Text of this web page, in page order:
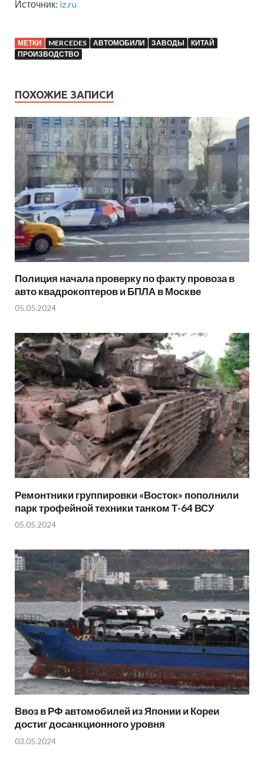
Источник: iz.ru
МЕТКИ MERCEDES АВТОМОБИЛИ ЗАВОДЫ
КИТАЙ
ПРОИЗВОДСТВО
ПОХОЖИЕ ЗАПИСИ
Полиция начала проверку по факту провоза в
авто квадрокоптеров и БПЛА в Москве
05.05.2024
Ремонтники группировки «Восток» пополнили
парк трофейной техники танком Т-64 ВСУ
05.05.2024
Ввоз в РФ автомобилей из Японии и Кореи
достиг досанкционного уровня
03.05.2024